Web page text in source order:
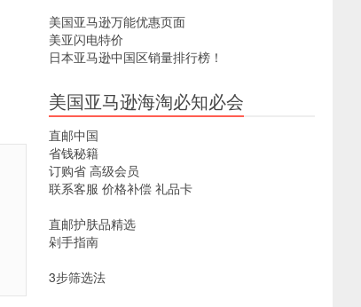
美国亚马逊万能优惠页面
美亚闪电特价
日本亚马逊中国区销量排行榜！
美国亚马逊海淘必知必会
直邮中国
省钱秘籍
订购省 高级会员
联系客服 价格补偿 礼品卡
直邮护肤品精选
剁手指南
3步筛选法